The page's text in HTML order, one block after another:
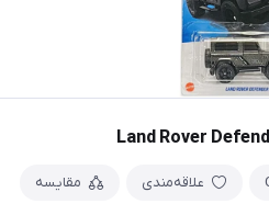
علاقه‌مندی مقایسه